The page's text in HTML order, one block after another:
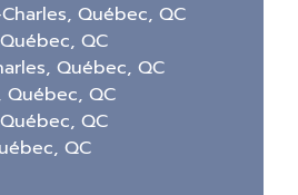
Québec, QC
QC
Québec, QC
Québec, QC
QC
QC